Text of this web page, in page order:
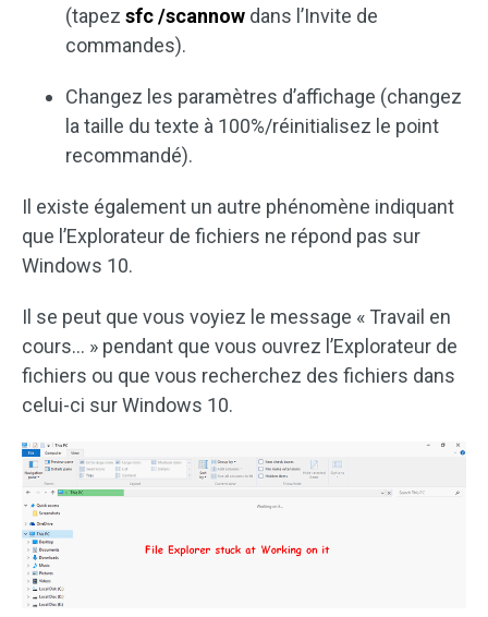
(tapez sfc /scannow dans l’Invite de
commandes).
Changez les paramètres d’affichage (changez
la taille du texte à 100%/réinitialisez le point
recommandé).
Il existe également un autre phénomène indiquant
que l’Explorateur de fichiers ne répond pas sur
Windows 10.
Il se peut que vous voyiez le message « Travail en
cours… » pendant que vous ouvrez l’Explorateur de
fichiers ou que vous recherchez des fichiers dans
celui-ci sur Windows 10.